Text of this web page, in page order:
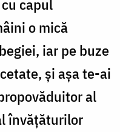
capul
o mică
iar pe buze
și așa te-ai
al
învățăturilor